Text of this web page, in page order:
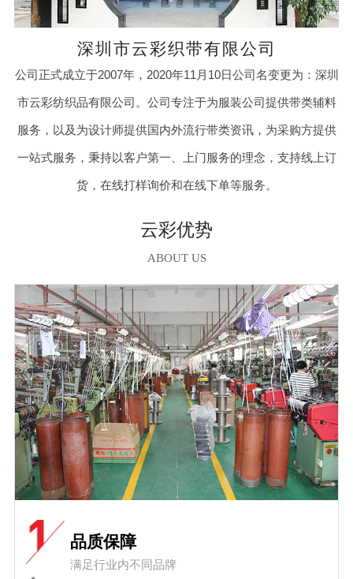
深圳市云彩织带有限公司
公司正式成立于2007年，2020年11月10日公司名变更为：深圳
市云彩纺织品有限公司。公司专注于为服装公司提供带类辅料
服务，以及为设计师提供国内外流行带类资讯，为采购方提供
一站式服务，秉持以客户第一、上门服务的理念，支持线上订
货，在线打样询价和在线下单等服务。
云彩优势
ABOUT US
品质保障
满足行业内不同品牌